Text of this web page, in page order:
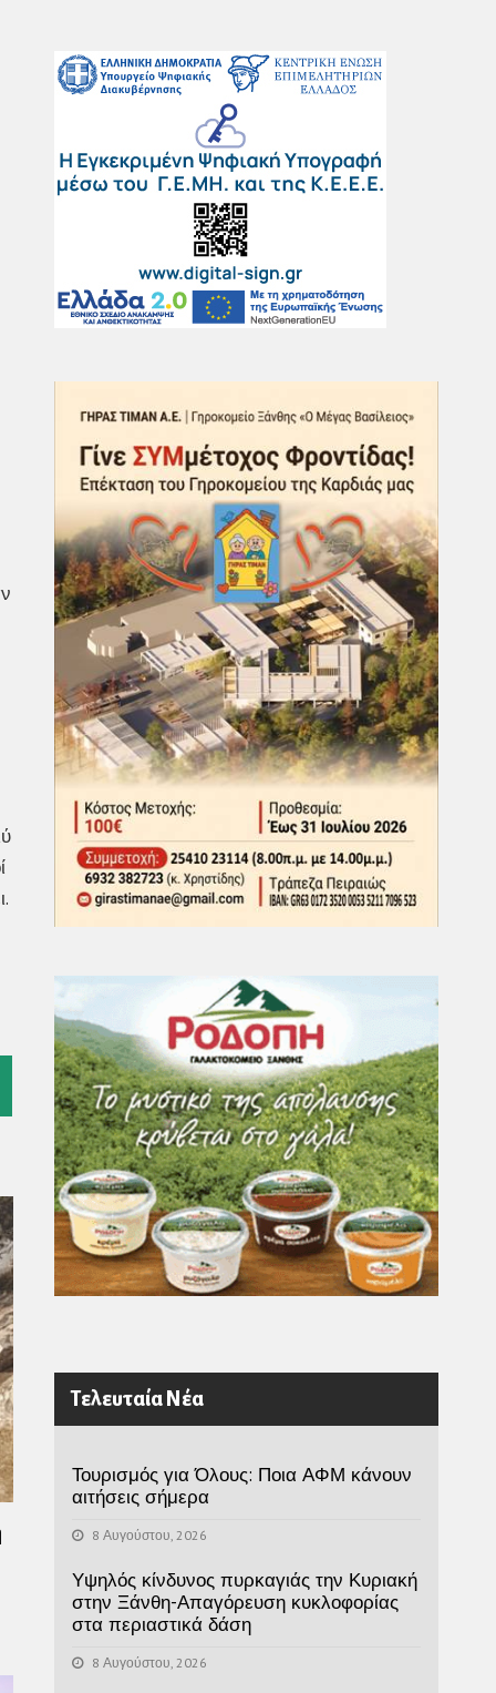
Τελευταία Νέα
Τουρισμός για Όλους: Ποια ΑΦΜ κάνουν
αιτήσεις σήμερα
8 Αυγούστου, 2026
Υψηλός κίνδυνος πυρκαγιάς την Κυριακή
στην Ξάνθη-Απαγόρευση κυκλοφορίας
στα περιαστικά δάση
8 Αυγούστου, 2026